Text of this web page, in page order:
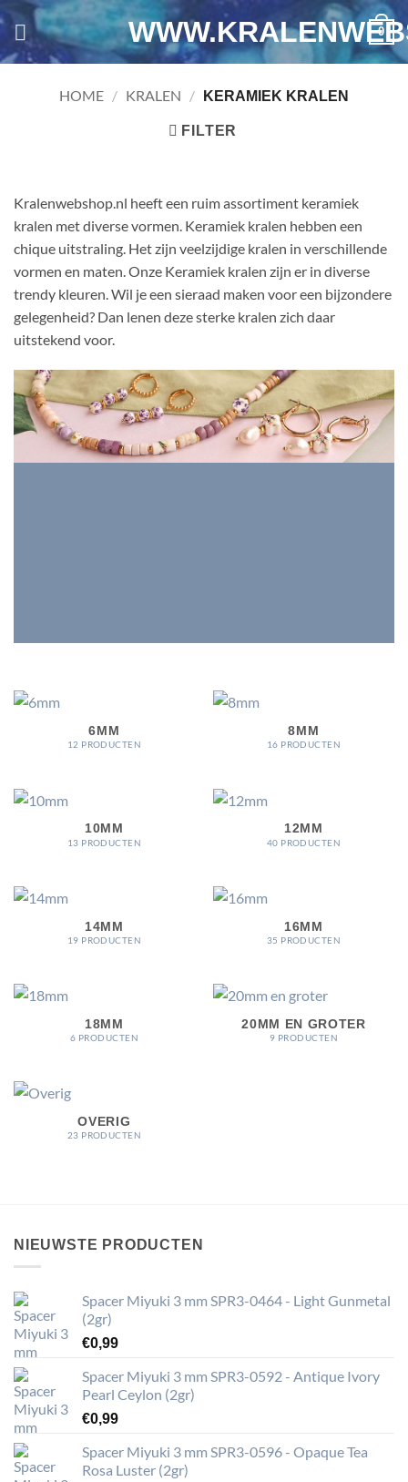
Ga
inhoud
0
HOME / KRALEN / KERAMIEK KRALEN
FILTER
Kralenwebshop.nl heeft een ruim assortiment keramiek
kralen met diverse vormen. Keramiek kralen hebben een
chique uitstraling. Het zijn veelzijdige kralen in verschillende
vormen en maten. Onze Keramiek kralen zijn er in diverse
trendy kleuren. Wil je een sieraad maken voor een bijzondere
gelegenheid? Dan lenen deze sterke kralen zich daar
uitstekend voor.
6MM
12 PRODUCTEN
8MM
16 PRODUCTEN
10MM
13 PRODUCTEN
12MM
40 PRODUCTEN
14MM
19 PRODUCTEN
16MM
35 PRODUCTEN
18MM
6 PRODUCTEN
20MM EN GROTER
9 PRODUCTEN
OVERIG
23 PRODUCTEN
NIEUWSTE PRODUCTEN
Spacer Miyuki 3 mm SPR3-0464 - Light Gunmetal
(2gr)
€0,99
Spacer Miyuki 3 mm SPR3-0592 - Antique Ivory
Pearl Ceylon (2gr)
€0,99
Spacer Miyuki 3 mm SPR3-0596 - Opaque Tea
Rosa Luster (2gr)